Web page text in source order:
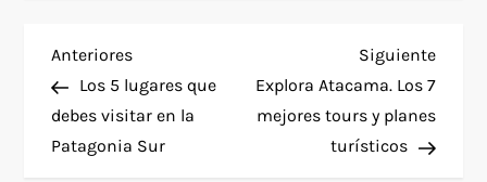
N
a
v
Entrada
anterior
Anteriores
Los 5 lugares que
debes visitar en la
Patagonia Sur
Siguiente
Explora Atacama. Los 7
mejores tours y planes
turísticos